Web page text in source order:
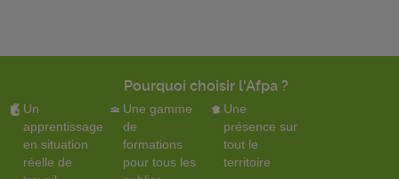
Pourquoi choisir l'Afpa ?
Un
apprentissage
en situation
réelle de
Une gamme
de
formations
pour tous les
Une
présence sur
tout le
territoire